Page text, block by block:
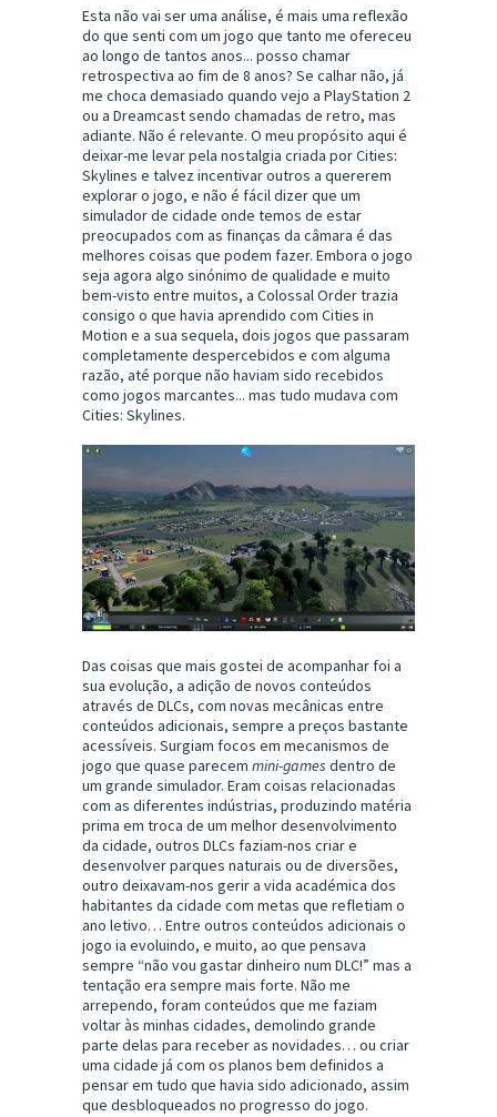
Esta não vai ser uma análise, é mais uma reflexão
do que senti com um jogo que tanto me ofereceu
ao longo de tantos anos... posso chamar
retrospectiva ao fim de 8 anos? Se calhar não, já
me choca demasiado quando vejo a PlayStation 2
ou a Dreamcast sendo chamadas de retro, mas
adiante. Não é relevante. O meu propósito aqui é
deixar-me levar pela nostalgia criada por Cities:
Skylines e talvez incentivar outros a quererem
explorar o jogo, e não é fácil dizer que um
simulador de cidade onde temos de estar
preocupados com as finanças da câmara é das
melhores coisas que podem fazer. Embora o jogo
seja agora algo sinónimo de qualidade e muito
bem-visto entre muitos, a Colossal Order trazia
consigo o que havia aprendido com Cities in
Motion e a sua sequela, dois jogos que passaram
completamente despercebidos e com alguma
razão, até porque não haviam sido recebidos
como jogos marcantes... mas tudo mudava com
Cities: Skylines.
Das coisas que mais gostei de acompanhar foi a
sua evolução, a adição de novos conteúdos
através de DLCs, com novas mecânicas entre
conteúdos adicionais, sempre a preços bastante
acessíveis. Surgiam focos em mecanismos de
jogo que quase parecem mini-games dentro de
um grande simulador. Eram coisas relacionadas
com as diferentes indústrias, produzindo matéria
prima em troca de um melhor desenvolvimento
da cidade, outros DLCs faziam-nos criar e
desenvolver parques naturais ou de diversões,
outro deixavam-nos gerir a vida académica dos
habitantes da cidade com metas que refletiam o
ano letivo… Entre outros conteúdos adicionais o
jogo ia evoluindo, e muito, ao que pensava
sempre “não vou gastar dinheiro num DLC!” mas a
tentação era sempre mais forte. Não me
arrependo, foram conteúdos que me faziam
voltar às minhas cidades, demolindo grande
parte delas para receber as novidades… ou criar
uma cidade já com os planos bem definidos a
pensar em tudo que havia sido adicionado, assim
que desbloqueados no progresso do jogo.